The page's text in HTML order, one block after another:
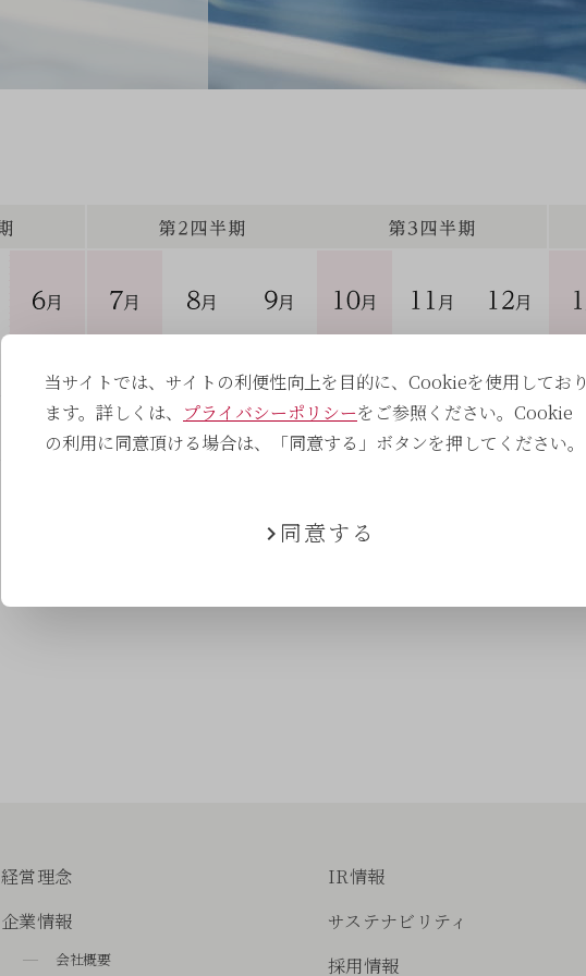
経営理念
企業情報
会社概要
IR情報
サステナビリティ
採用情報
当サイトでは、サイトの利便性向上を目的に、Cookieを使用しており
ます。詳しくは、 プライバシーポリシーをご参照ください。Cookie
の利用に同意頂ける場合は、「同意する」ボタンを押してください。
同意する